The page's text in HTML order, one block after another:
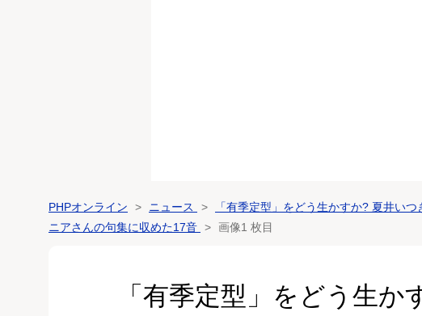
PHPオンライン ニュース
「有季定型」をどう生かすか? 夏井い
ニアさんの句集に収めた17音
画像1 枚目
「有季定型」をどう生